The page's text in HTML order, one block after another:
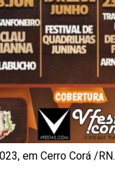
em Cerro Corá /RN.